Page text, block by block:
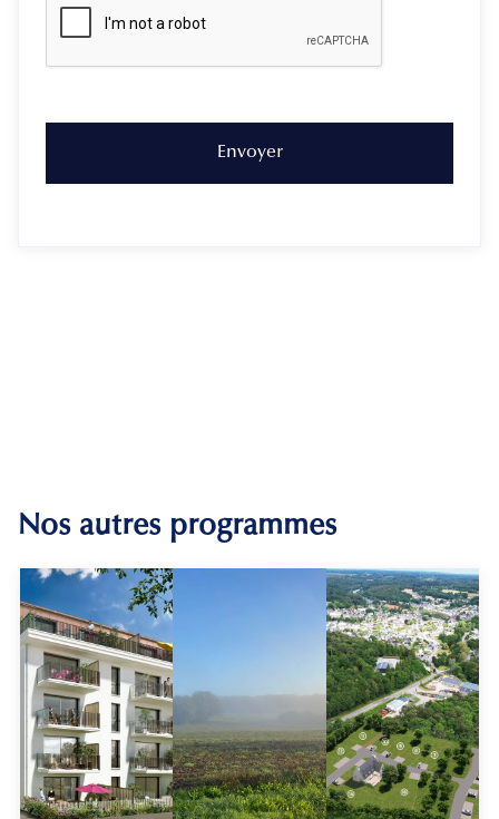
Nos autres programmes